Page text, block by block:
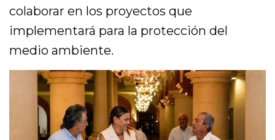
colaborar en los proyectos que
implementará para la protección del
medio ambiente.